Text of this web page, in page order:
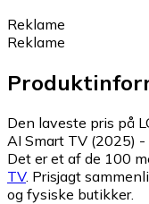
Reklame
Reklame
Den laveste pris på
AI Smart TV (2025)
Det er et af de 100
TV. Prisjagt
og fysiske butikker.